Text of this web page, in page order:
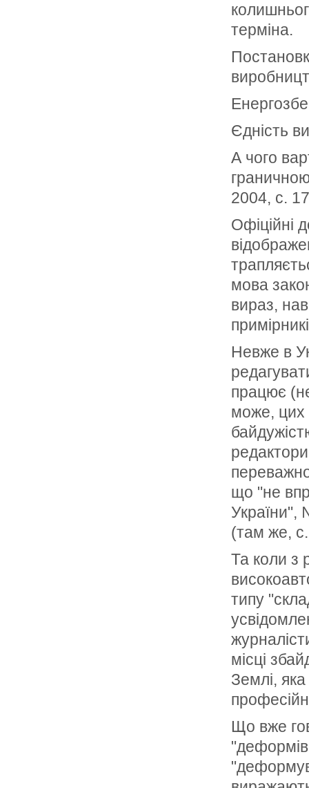
терміна.
Єдність
А чого
2004, с.
Офіційні
мова
вираз,
Невже в
працює
може, цих
що "не
України",
(там же,
Та коли з
типу
місці
Землі,
Що вже